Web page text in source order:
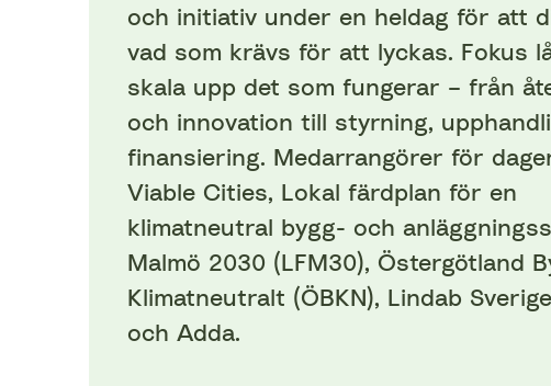
och initiativ under en heldag för att
vad som krävs för att lyckas. Fokus
skala upp det som fungerar – från
och innovation till styrning,
finansiering. Medarrangörer för
Viable Cities, Lokal färdplan för en
klimatneutral bygg- och
Malmö 2030 (LFM30), Östergötland
Klimatneutralt (ÖBKN), Lindab
och Adda.